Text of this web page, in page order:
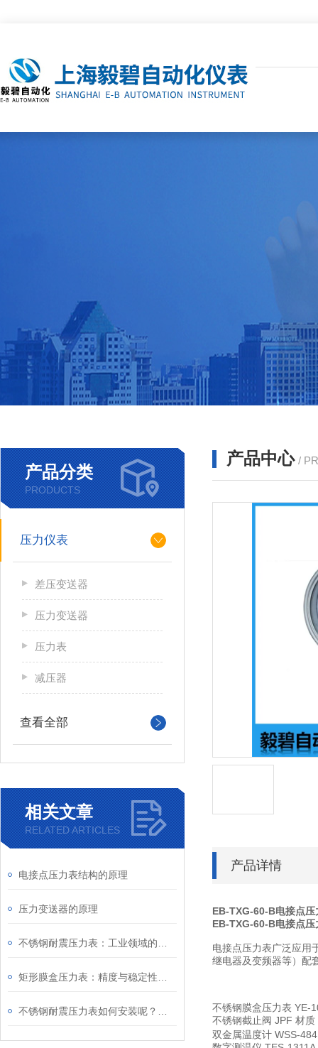
产品分类
PRODUCTS
压力仪表
差压变送器
压力变送器
压力表
减压器
查看全部
相关文章
RELATED ARTICLES
电接点压力表结构的原理
压力变送器的原理
产品中心 /
产品详情
EB-TXG-60-B电接点压
EB-TXG-60-B电接点压
电接点压力表广泛应用
继电器及变频器等）配
不锈钢膜盒压力表 YE-
不锈钢截止阀 JPF 材质
双金属温度计 WSS-